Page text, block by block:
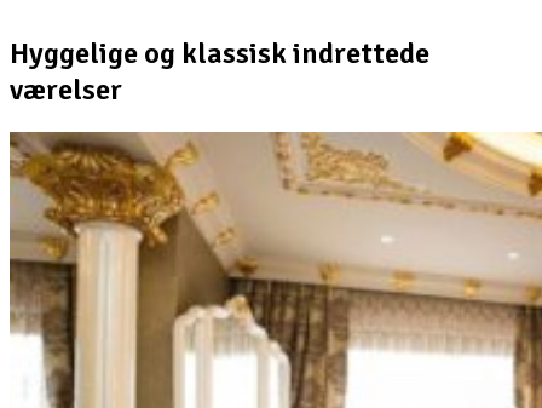
Hyggelige og klassisk indrettede
værelser